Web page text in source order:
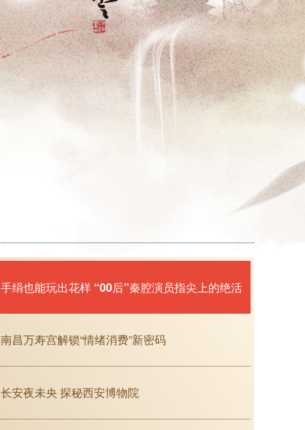
手绢也能玩出花样 “00后”秦腔演员指尖上的绝活
南昌万寿宫解锁“情绪消费”新密码
长安夜未央 探秘西安博物院